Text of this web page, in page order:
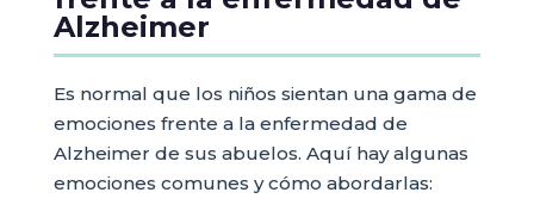
Alzheimer
Es normal que los niños sientan una gama de
emociones frente a la enfermedad de
Alzheimer de sus abuelos. Aquí hay algunas
emociones comunes y cómo abordarlas: